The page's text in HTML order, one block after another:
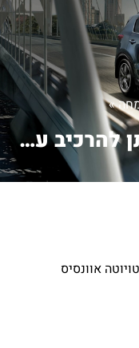
»
מה מידות הג'נטים שניתן להרכיב על טויו...
אוונסיס